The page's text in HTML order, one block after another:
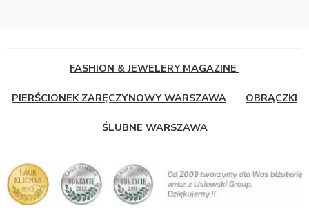
FASHION & JEWELERY MAGAZINE
PIERŚCIONEK ZARĘCZYNOWY WARSZAWA OBRĄCZKI
ŚLUBNE WARSZAWA